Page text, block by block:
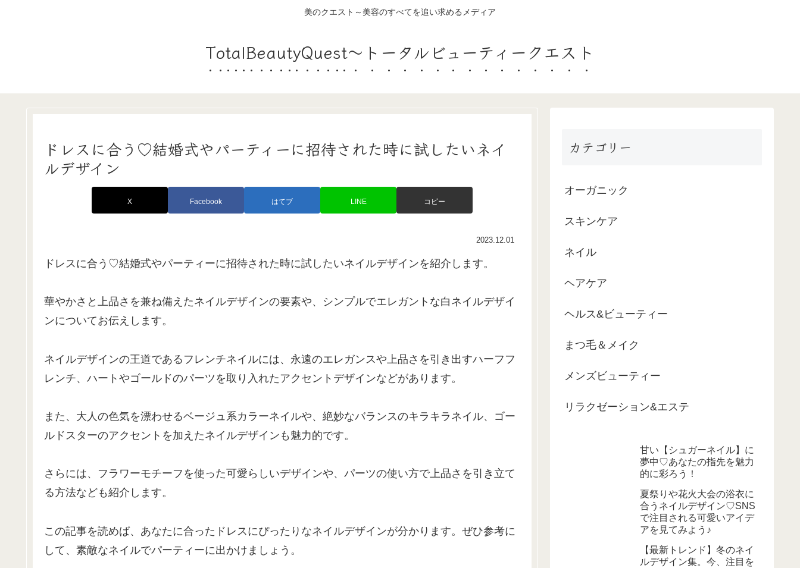
美のクエスト～美容のすべてを追い求めるメディア
TotalBeautyQuest～トータルビューティークエスト
ドレスに合う♡結婚式やパーティーに招待された時に試したいネイ
ルデザイン
X Facebook はてブ LINE コピー
2023.12.01
ドレスに合う♡結婚式やパーティーに招待された時に試したいネイルデザインを紹介します。
華やかさと上品さを兼ね備えたネイルデザインの要素や、シンプルでエレガントな白ネイルデザイ
ンについてお伝えします。
ネイルデザインの王道であるフレンチネイルには、永遠のエレガンスや上品さを引き出すハーフフ
レンチ、ハートやゴールドのパーツを取り入れたアクセントデザインなどがあります。
また、大人の色気を漂わせるベージュ系カラーネイルや、絶妙なバランスのキラキラネイル、ゴー
ルドスターのアクセントを加えたネイルデザインも魅力的です。
さらには、フラワーモチーフを使った可愛らしいデザインや、パーツの使い方で上品さを引き立て
る方法なども紹介します。
この記事を読めば、あなたに合ったドレスにぴったりなネイルデザインが分かります。ぜひ参考に
して、素敵なネイルでパーティーに出かけましょう。
カテゴリー
オーガニック
スキンケア
ネイル
ヘアケア
ヘルス&ビューティー
まつ毛＆メイク
メンズビューティー
リラクゼーション&エステ
甘い【シュガーネイル】に
夢中♡あなたの指先を魅力
的に彩ろう！
夏祭りや花火大会の浴衣に
合うネイルデザイン♡SNS
で注目される可愛いアイデ
アを見てみよう♪
【最新トレンド】冬のネイ
ルデザイン集。今、注目を